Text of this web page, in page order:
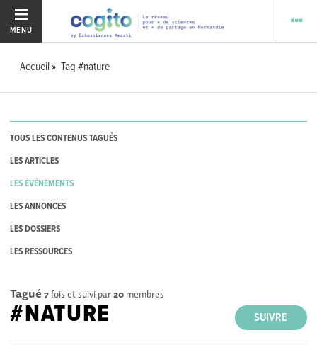
MENU
Accueil Tag #nature
TOUS LES CONTENUS TAGUÉS
LES ARTICLES
LES ÉVÉNEMENTS
LES ANNONCES
LES DOSSIERS
LES RESSOURCES
Tagué 7fois et suivi par20 membres
SUIVRE
#NATURE